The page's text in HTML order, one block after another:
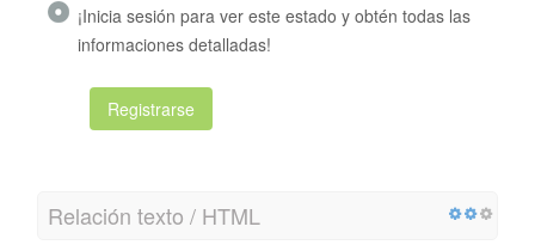
¡Inicia sesión para ver este estado y obtén todas las
informaciones detalladas!
Registrarse
Relación texto / HTML